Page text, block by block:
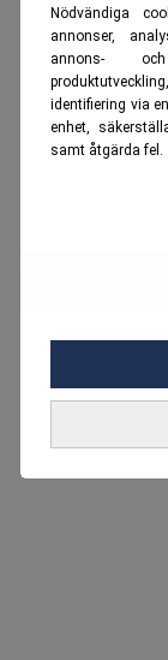
Nödvändiga
annonser,
annons- och
identifiering via
enhet,
samt åtgärda fel.